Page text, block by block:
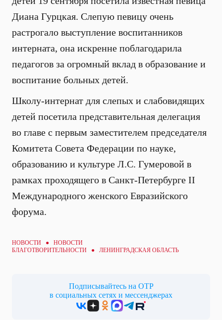
Диана Гурцкая. Слепую певицу очень
растрогало выступление воспитанников
интерната, она искренне поблагодарила
педагогов за огромный вклад в образование и
воспитание больных детей.
Школу-интернат для слепых и слабовидящих
детей посетила представительная делегация
во главе с первым заместителем председателя
Комитета Совета Федерации по науке,
образованию и культуре Л.С. Гумеровой в
рамках проходящего в Санкт-Петербурге II
Международного женского Евразийского
форума.
НОВОСТИ ● НОВОСТИ
БЛАГОТВОРИТЕЛЬНОСТИ ● ЛЕНИНГРАДСКАЯ ОБЛАСТЬ
Подписывайтесь на ОТР
в социальных сетях и мессенджерах